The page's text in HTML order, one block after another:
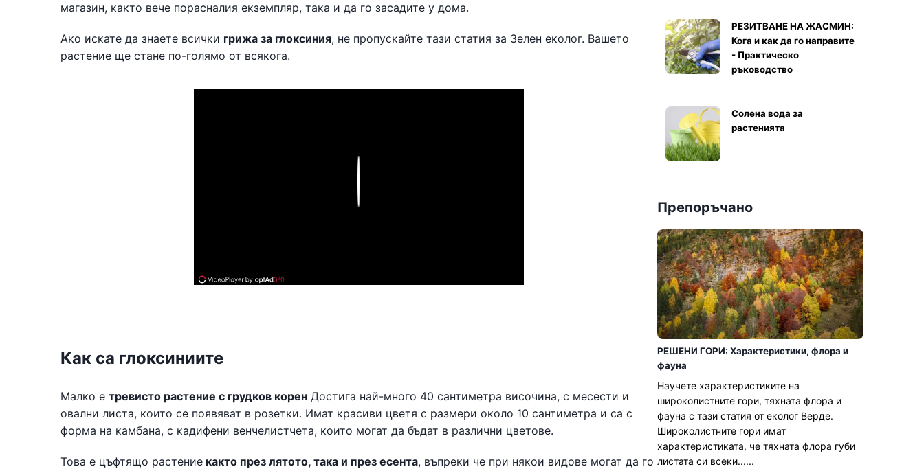
магазин, както вече порасналия екземпляр, така и да го засадите у дома.
Ако искате да знаете всички грижа за глоксиния, не пропускайте тази статия за Зелен еколог. Вашето
растение ще стане по-голямо от всякога.
Как са глоксиниите
Малко е тревисто растение с грудков корен Достига най-много 40 сантиметра височина, с месести и
овални листа, които се появяват в розетки. Имат красиви цветя с размери около 10 сантиметра и са с
форма на камбана, с кадифени венчелистчета, които могат да бъдат в различни цветове.
Това е цъфтящо растение както през лятото, така и през есента, въпреки че при някои видове могат да го
РЕЗИТВАНЕ НА ЖАСМИН:
Кога и как да го направите
- Практическо
ръководство
Солена вода за
растенията
Препоръчано
РЕШЕНИ ГОРИ: Характеристики, флора и
фауна
Научете характеристиките на
широколистните гори, тяхната флора и
фауна с тази статия от еколог Верде.
Широколистните гори имат
характеристиката, че тяхната флора губи
листата си всеки......